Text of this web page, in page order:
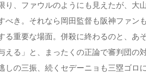
り、ファウルのようにも見えたが、大
べき。それなら岡田監督も阪神ファ
る重要な場面。併殺に終わるのと、あ
える」と、まったくの正論で審判団の
の三振、続くセデーニョも三塁ゴロ